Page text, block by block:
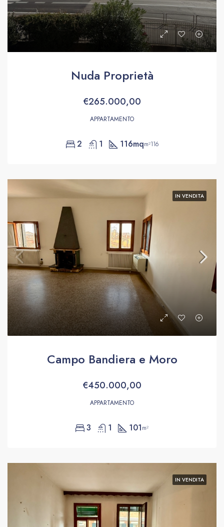
Nuda Proprietà
€265.000,00
APPARTAMENTO
2 1 116mqm²116
IN VENDITA
Campo Bandiera e Moro
€450.000,00
APPARTAMENTO
3 1 101m²
IN VENDITA